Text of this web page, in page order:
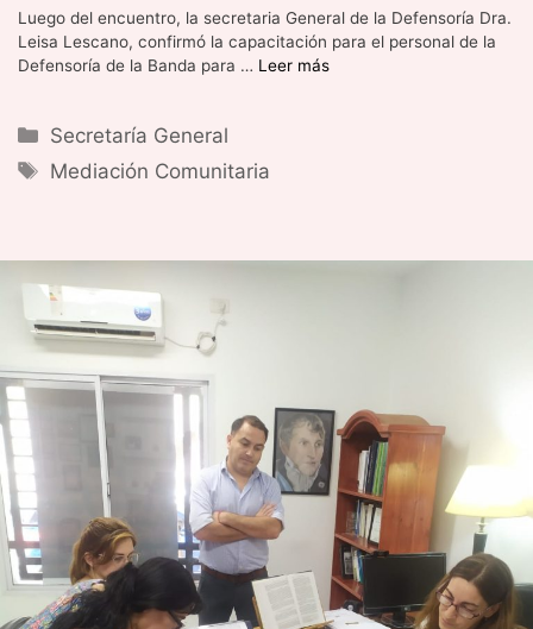
Luego del encuentro, la secretaria General de la Defensoría Dra.
Leisa Lescano, confirmó la capacitación para el personal de la
Defensoría de la Banda para … Leer más
Categorías
Secretaría General
Etiquetas
Mediación Comunitaria